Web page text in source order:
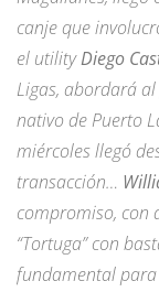
canje que
el utilityDiego
Ligas, abordará
nativo de Puerto
miércoles llegó
transacción…
compromiso, con
“Tortuga” con
fundamental